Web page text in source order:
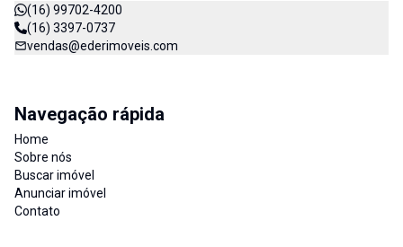
(16) 99702-4200
(16) 3397-0737
vendas@ederimoveis.com
Navegação rápida
Home
Sobre nós
Buscar imóvel
Anunciar imóvel
Contato